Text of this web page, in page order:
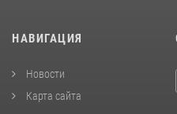
НАВИГАЦИЯ
Новости
Карта сайта